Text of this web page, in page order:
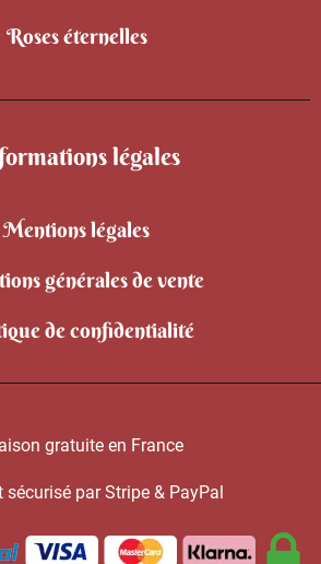
Roses éternelles
légales
Mentions légales
générales de vente
de confidentialité
gratuite en France
sécurisé par Stripe & PayPal